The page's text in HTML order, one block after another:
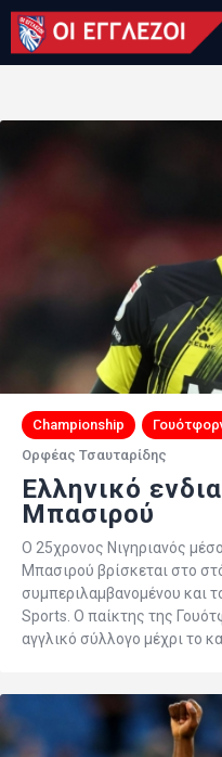
LONDON
ΚΑΤΗΓΟΡΙΕΣ
ΠΟΙΟΙ
Championship
Ορφέας Τσαυταρίδης
Ελληνικό
Μπασιρού
Ο 25χρονος Νιγηριανός
Μπασιρού βρίσκεται στο
συμπεριλαμβανομένου και
Sports. Ο παίκτης της
αγγλικό σύλλογο μέχρι το